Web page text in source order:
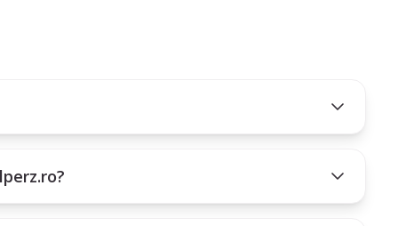
între om și animal.
a intra în contact.